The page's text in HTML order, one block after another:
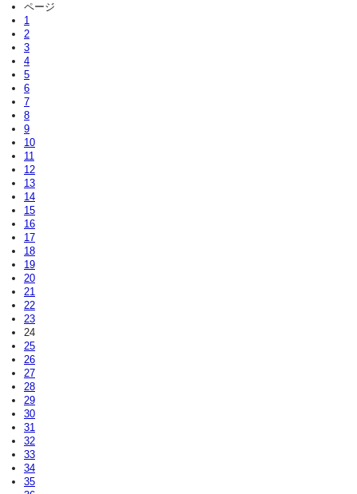
ページ
1
2
3
4
5
6
7
8
9
10
11
12
13
14
15
16
17
18
19
20
21
22
23
24
25
26
27
28
29
30
31
32
33
34
35